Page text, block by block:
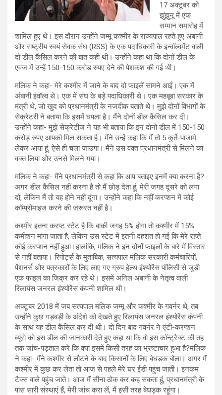
17 अक्टूबर को
झुंझुनू में एक
सम्मान समारोह में
शामिल हुए थे। इस दौरान उन्होंने जम्मू कश्मीर के राज्यपाल रहते हुए अंबानी
और राष्ट्रीय स्वयं सेवक संघ (RSS) के एक पदाधिकारी के इन्वॉल्वमेंट वाली
दो डील कैंसिल करने की बात कही थी। उन्होंने कहा था कि दोनों डील के
एवज में उन्हें 150-150 करोड़ रुपए देने की पेशकश की गई थी।
मलिक ने कहा- मेरे कश्मीर में जाने के बाद दो फाइलें सामने आईं। एक में
अंबानी इंवॉल्व थे। एक में संघ के बड़े पदाधिकारी थे। एक महबूबा सरकार के
मंत्री थे, जो खुद को प्रधानमंत्री के नजदीक बताते थे। मुझे दोनों विभागों के
सेक्रेटरी ने बताया कि इसमें घपला है। मैंने दोनों डील कैंसिल कर दी।
उन्होंने कहा- मुझे सेक्रेटीज ने यह भी बताया कि इन दोनों डील में 150-150
करोड़ रुपए आपको मिल सकता है। मैंने उन्हें कहा कि मैं तो 5 कुर्ते-पाजामे
लेकर आया हूं, ऐसे ही चला जाउंगा। मैंने उस वक्त प्रधानमंत्री से मिलने का
वक्त लिया और उनसे मिलने गया।
मलिक ने कहा- मैंने प्रधानमंत्री से कहा कि आप बताइए इनमें क्या करना है?
अगर डील कैंसिल नहीं करना है तो मैं छोड़ देता हूं, मेरी जगह दूसरे को लगा
दो, लेकिन मैं तो यह होने नहीं दूंगा। उन्होंने कहा कि नहीं करप्शन में कोई
कॉम्प्रोमाइज करने की जरूरत नहीं है।
कश्मीर इतना करप्ट स्टेट है कि बाकी जगह 5% होगा तो कश्मीर में 15%
कमीशन मांगा जाता है, लेकिन उस स्टेट में इतनी दहशत हो गई कि मेरे रहते
कोई करप्शन नहीं हुआ।हालांकि, मलिक ने इन दोनों फाइलों के बारे में विस्तार
से नहीं बताया। रिपोर्ट्स के मुताबिक, सत्यपाल मलिक सरकारी कर्मचारियों,
पेंशनर्स और पत्रकारों के लिए लाए गए ग्रुप हेल्थ इंश्योरेंस पॉलिसी से जुड़ी
एक फाइल का जिक्र कर रहे थे। इसमें अनिल अंबानी के नेतृत्व वाली
रिलायंस जनरल इंश्योरेंस कंपनी शामिल थी।
अक्टूबर 2018 में जब सत्यपाल मलिक जम्मू और कश्मीर के गवर्नर थे, तब
उन्होंने कुछ गड़बड़ी के अंदेशे को देखते हुए रिलायंस जनरल इंश्योरेंस कंपनी
के साथ यह डील कैंसिल कर दी थी। दो दिन बाद गवर्नर ने एंटी-करप्शन
ब्यूरो को इस डील की जानकारी देते हुए कहा था कि वो इस कॉन्ट्रैक्ट की तह
तक जांच-पड़ताल करे कि क्या इसमें किसी तरह का भ्रष्टाचार हुआ है?मलिक
ने कहा- मैंने कश्मीर से लौटने के बाद किसानों के लिए बेधड़क बोला। अगर मैं
कश्मीर में कुछ कर लेता तो आज से पहले मेरे घर ईडी पहुंच जाती। इनकम
टैक्स वाले पहुंच जाते। आज मैं सीना ठोक कर कह सकता हूं, प्रधानमंत्री के
पास सारी संस्थाएं हैं, मेरी जांच करा लें, मैं इसी तरह बेधड़क रहूंगा।